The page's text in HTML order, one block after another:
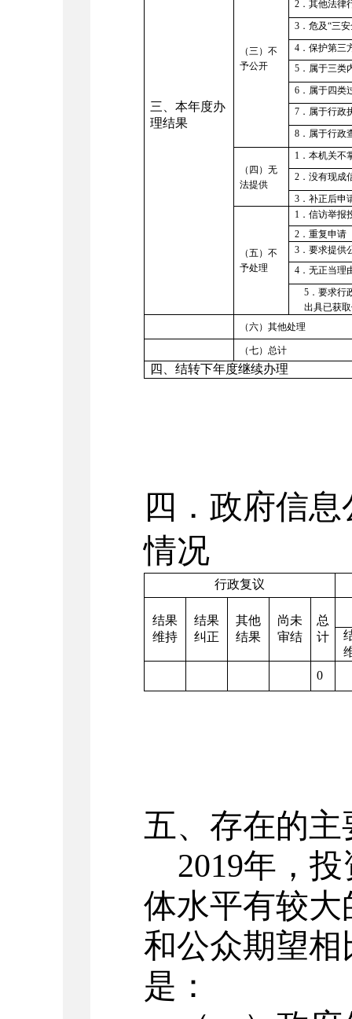
三、本年度办
理结果
（三）不
予公开
2 ．其他法律
3 ．危及“三
4 ．保护第三
5 ．属于三类
6 ．属于四类
7 ．属于行政
8 ．属于行政
（四）无
法提供
1 ．本机关不
2 ．没有现成
3 ．补正后申
（五） 不
予处理
1 ．信访举报
2 ．重复申请
3 ．要求提供
4 ．无正当理
5 ．要求行
出具已获
（六）其他处理
（七）总计
四、结转下年度继续办理
四．政府信
情况
行政复议
结果
维持
结果
纠正
其他
结果
尚未
审结
总
计
0
五、存在的
2019年，投
体水平有较
和公众期望
是：